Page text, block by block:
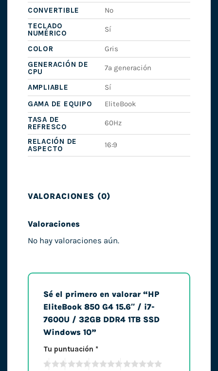
CONVERTIBLE
No
TECLADO
NUMÉRICO
Sí
COLOR
Gris
GENERACIÓN DE
CPU
7ª generación
AMPLIABLE
Sí
GAMA DE EQUIPO
EliteBook
TASA DE
REFRESCO
60Hz
RELACIÓN DE
ASPECTO
16:9
VALORACIONES (0)
Valoraciones
No hay valoraciones aún.
Sé el primero en valorar “HP
EliteBook 850 G4 15.6″ / i7-
7600U / 32GB DDR4 1TB SSD
Windows 10”
Tu puntuación *